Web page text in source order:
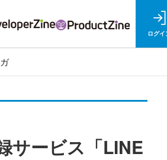
ログイ
サービス「LINE